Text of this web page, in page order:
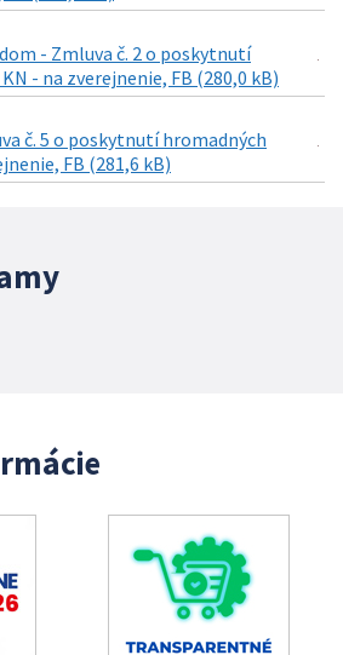
- Zmluva č. 2 o poskytnutí
- na zverejnenie, FB (280,0 kB)
č. 5 o poskytnutí hromadných
FB (281,6 kB)